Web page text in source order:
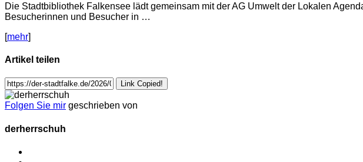
Die Stadtbibliothek Falkensee lädt gemeinsam mit der AG Umwelt der Lokalen
Besucherinnen und Besucher in …
[mehr]
Artikel teilen
Link Copied!
Folgen Sie mir geschrieben von
derherrschuh